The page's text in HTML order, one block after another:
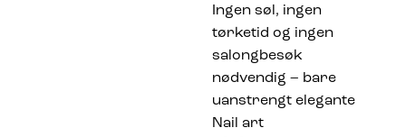
Ingen søl, ingen
tørketid og ingen
salongbesøk
nødvendig – bare
uanstrengt elegante
Nail art